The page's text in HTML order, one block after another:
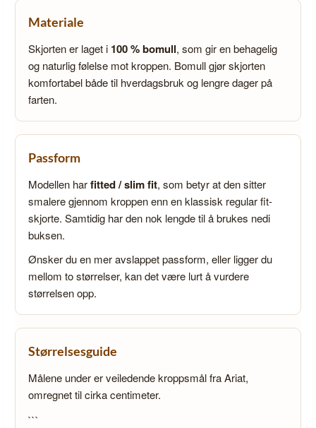
Materiale
Skjorten er laget i 100 % bomull, som gir en behagelig
og naturlig følelse mot kroppen. Bomull gjør skjorten
komfortabel både til hverdagsbruk og lengre dager på
farten.
Passform
Modellen harfitted / slim fit, som betyr at den sitter
smalere gjennom kroppen enn en klassisk regular fit-
skjorte. Samtidig har den nok lengde til å brukes nedi
buksen.
Ønsker du en mer avslappet passform, eller ligger du
mellom to størrelser, kan det være lurt å vurdere
størrelsen opp.
Størrelsesguide
Målene under er veiledende kroppsmål fra Ariat,
omregnet til cirka centimeter.
```